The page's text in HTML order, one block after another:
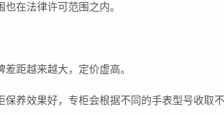
在法律许可范围之内。
距越来越大，定价虚高。
养效果好，专柜会根据不同的手表型号收取不